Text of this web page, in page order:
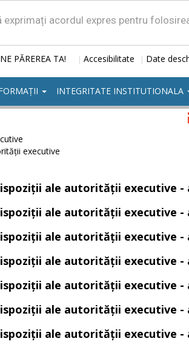
acordul expres pentru
PĂREREA TA! | Accesibilitate | Date
INTEGRITATE INSTITUTIONALA
executive
ale autorității executive -
ale autorității executive -
ale autorității executive -
ale autorității executive -
ale autorității executive -
ale autorității executive -
ale autorității executive -